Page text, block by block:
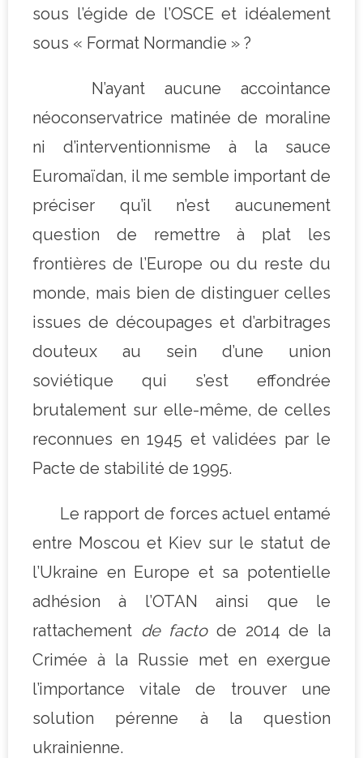
sous l’égide de l’OSCE et idéalement
sous « Format Normandie » ?
N’ayant aucune accointance
néoconservatrice matinée de moraline
ni d’interventionnisme à la sauce
Euromaïdan, il me semble important de
préciser qu’il n’est aucunement
question de remettre à plat les
frontières de l’Europe ou du reste du
monde, mais bien de distinguer celles
issues de découpages et d’arbitrages
douteux au sein d’une union
soviétique qui s’est effondrée
brutalement sur elle-même, de celles
reconnues en 1945 et validées par le
Pacte de stabilité de 1995.
Le rapport de forces actuel entamé
entre Moscou et Kiev sur le statut de
l’Ukraine en Europe et sa potentielle
adhésion à l’OTAN ainsi que le
rattachement de factode 2014 de la
Crimée à la Russie met en exergue
l’importance vitale de trouver une
solution pérenne à la question
ukrainienne.